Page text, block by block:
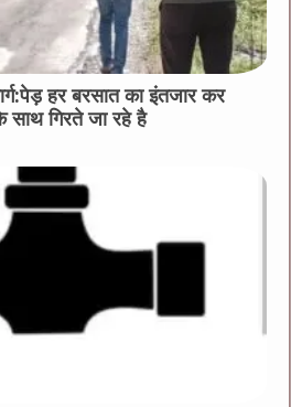
हर बरसात का इंतजार कर
गिरते जा रहे है